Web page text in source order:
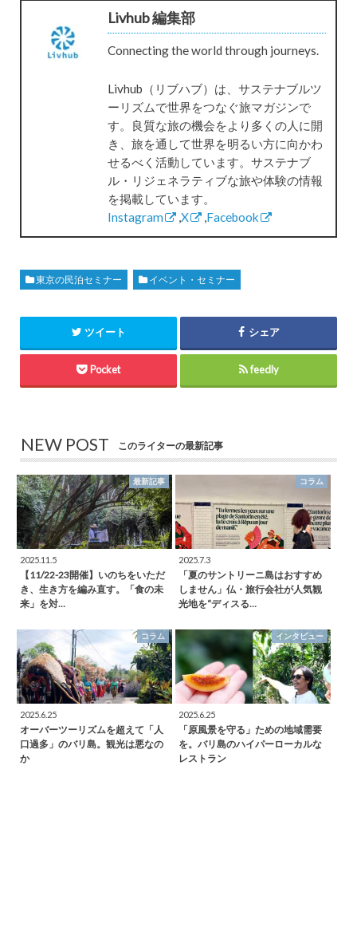
Livhub 編集部
Connecting the world through journeys.
Livhub（リブハブ）は、サステナブルツ
ーリズムで世界をつなぐ旅マガジンで
す。良質な旅の機会をより多くの人に開
き、旅を通して世界を明るい方に向かわ
せるべく活動しています。サステナブ
ル・リジェネラティブな旅や体験の情報
を掲載しています。
Instagram
X Facebook
東京の民泊セミナー イベント・セミナー
ツイート シェア
Pocket feedly
NEW POST このライターの最新記事
最新記事
2025.11.5
【11/22-23開催】いのちをいただ
き、生き方を編み直す。「食の未
来」を対…
コラム
2025.7.3
「夏のサントリーニ島はおすすめ
しません」仏・旅行会社が人気観
光地を“ディスる…
コラム
2025.6.25
オーバーツーリズムを超えて「人
口過多」のバリ島。観光は悪なの
か
インタビュー
2025.6.25
「原風景を守る」ための地域需要
を。バリ島のハイパーローカルな
レストラン